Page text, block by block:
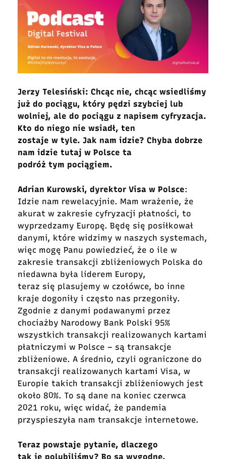
Jerzy Telesiński: Chcąc nie, chcąc wsiedliśmy
już do pociągu, który pędzi szybciej lub
wolniej, ale do pociągu z napisem cyfryzacja.
Kto do niego nie wsiadł, ten
zostaje w tyle. Jak nam idzie? Chyba dobrze
nam idzie tutaj w Polsce ta
podróż tym pociągiem.
Adrian Kurowski, dyrektor Visa w Polsce:
Idzie nam rewelacyjnie. Mam wrażenie, że
akurat w zakresie cyfryzacji płatności, to
wyprzedzamy Europę. Będę się posiłkował
danymi, które widzimy w naszych systemach,
więc mogę Panu powiedzieć, że o ile w
zakresie transakcji zbliżeniowych Polska do
niedawna była liderem Europy,
teraz się plasujemy w czołówce, bo inne
kraje dogoniły i często nas przegoniły.
Zgodnie z danymi podawanymi przez
chociażby Narodowy Bank Polski 95%
wszystkich transakcji realizowanych kartami
płatniczymi w Polsce – są transakcje
zbliżeniowe. A średnio, czyli ograniczone do
transakcji realizowanych kartami Visa, w
Europie takich transakcji zbliżeniowych jest
około 80%. To są dane na koniec czerwca
2021 roku, więc widać, że pandemia
przyspieszyła nam transakcje internetowe.
Teraz powstaje pytanie, dlaczego
tak je polubiliśmy? Bo są wygodne.